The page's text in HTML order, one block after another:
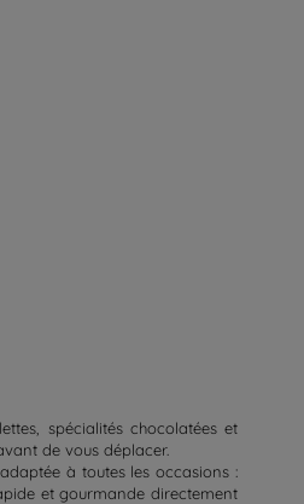
spécialités chocolatées et
de vous déplacer.
à toutes les occasions :
et gourmande directement